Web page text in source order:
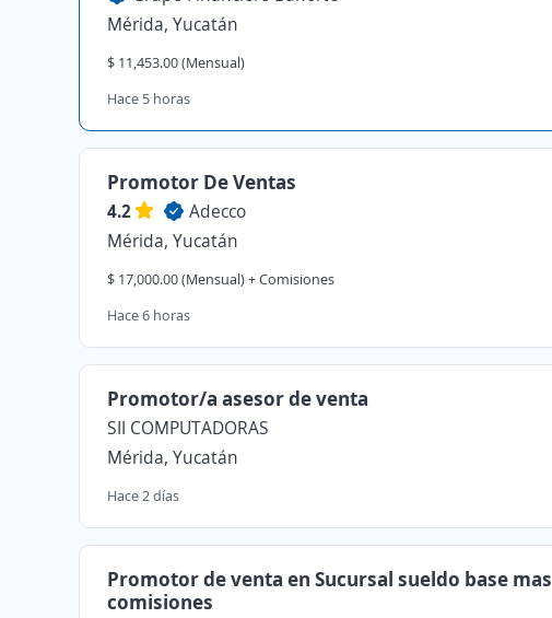
Mérida, Yucatán
$ 11,453.00 (Mensual)
Hace 5 horas
Promotor De Ventas
4.2
Adecco
Mérida, Yucatán
$ 17,000.00 (Mensual) + Comisiones
Hace 6 horas
Promotor/a asesor de venta
SII COMPUTADORAS
Mérida, Yucatán
Hace 2 días
Promotor de venta en Sucursal sueldo base mas
comisiones